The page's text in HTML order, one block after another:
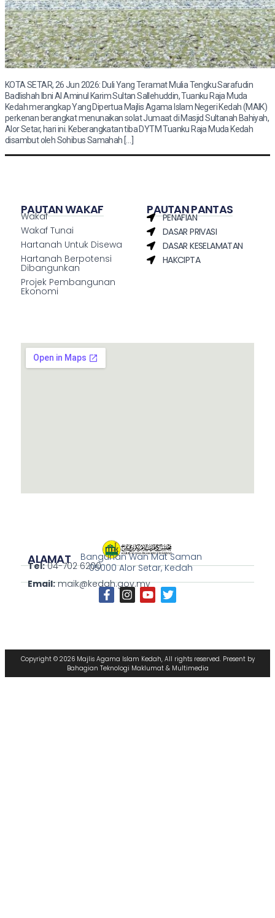
KOTA SETAR, 26 Jun 2026: Duli Yang Teramat Mulia Tengku Sarafudin
Badlishah Ibni Al Aminul Karim Sultan Sallehuddin, Tuanku Raja Muda
Kedah merangkap Yang Dipertua Majlis Agama Islam Negeri Kedah (MAIK)
perkenan berangkat menunaikan solat Jumaat di Masjid Sultanah Bahiyah,
Alor Setar, hari ini. Keberangkatan tiba DYTM Tuanku Raja Muda Kedah
disambut oleh Sohibus Samahah […]
ALAMAT
Bangunan Wan Mat Saman
05000 Alor Setar, Kedah
Tel:04-702 6200
Email:maik@kedah.gov.my
PAUTAN WAKAF
Wakaf
Wakaf Tunai
Hartanah Untuk Disewa
Hartanah Berpotensi
Dibangunkan
Projek Pembangunan
Ekonomi
PAUTAN PANTAS
PENAFIAN
DASAR PRIVASI
DASAR KESELAMATAN
HAKCIPTA
Copyright © 2026 Majlis Agama Islam Kedah, All rights reserved. Present by
Bahagian Teknologi Maklumat & Multimedia